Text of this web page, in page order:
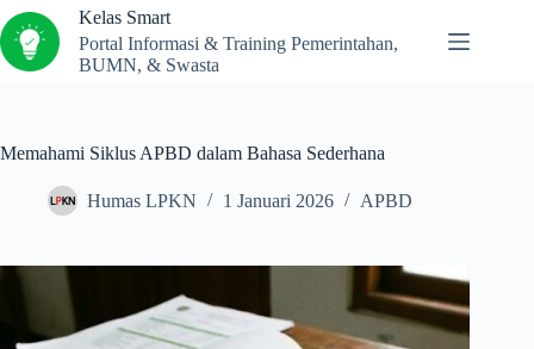
Kelas Smart
Portal Informasi & Training Pemerintahan,
BUMN, & Swasta
Memahami Siklus APBD dalam Bahasa Sederhana
Humas LPKN 1 Januari 2026 APBD